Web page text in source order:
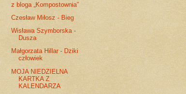
z bloga „Kompostownia”
Czesław Miłosz - Bieg
Wisława Szymborska -
Dusza
Małgorzata Hillar - Dziki
człowiek
MOJA NIEDZIELNA
KARTKA Z
KALENDARZA